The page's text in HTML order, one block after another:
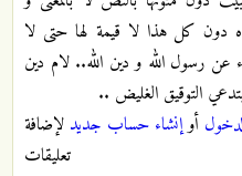
دون كل هذا لا قيمة لها حتى لا
رسول الله و دين الله.. لام دين
التوقيق الغليض ..
أوإنشاء حساب جديد لإضافة
تعليقات